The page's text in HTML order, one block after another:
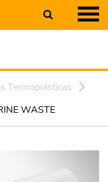
Termoplásticas
WASTE